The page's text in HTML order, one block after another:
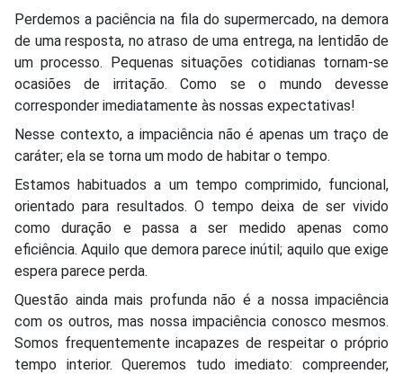
Perdemos a paciência na fila do supermercado, na demora
de uma resposta, no atraso de uma entrega, na lentidão de
um processo. Pequenas situações cotidianas tornam-se
ocasiões de irritação. Como se o mundo devesse
corresponder imediatamente às nossas expectativas!
Nesse contexto, a impaciência não é apenas um traço de
caráter; ela se torna um modo de habitar o tempo.
Estamos habituados a um tempo comprimido, funcional,
orientado para resultados. O tempo deixa de ser vivido
como duração e passa a ser medido apenas como
eficiência. Aquilo que demora parece inútil; aquilo que exige
espera parece perda.
Questão ainda mais profunda não é a nossa impaciência
com os outros, mas nossa impaciência conosco mesmos.
Somos frequentemente incapazes de respeitar o próprio
tempo interior. Queremos tudo imediato: compreender,